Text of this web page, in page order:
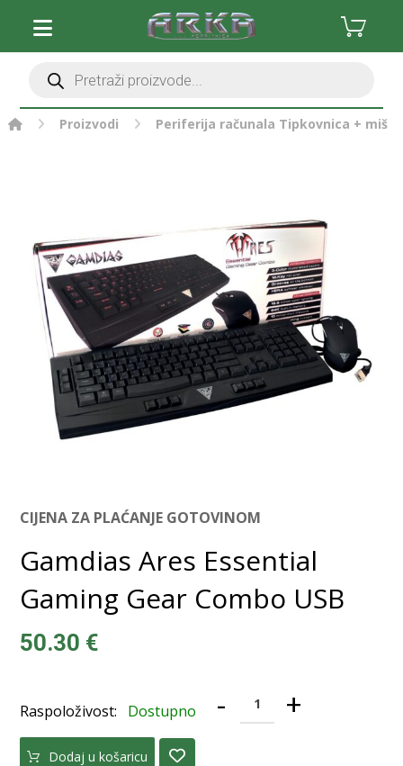
Proizvodi Periferija računala Tipkovnica + miš
CIJENA ZA PLAĆANJE GOTOVINOM
Gamdias Ares Essential
Gaming Gear Combo USB
50.30 €
Raspoloživost: Dostupno - +
Dodaj u košaricu